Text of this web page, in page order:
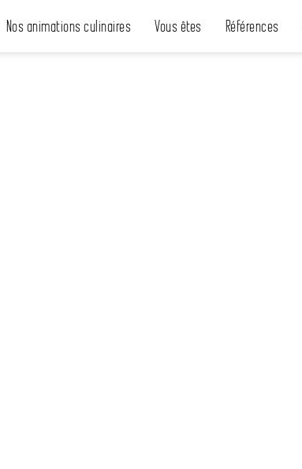
Nos animations culinaires Vous êtes Références